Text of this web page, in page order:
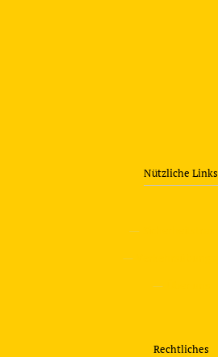
Nützliche Links
—
—
—
Rechtliches